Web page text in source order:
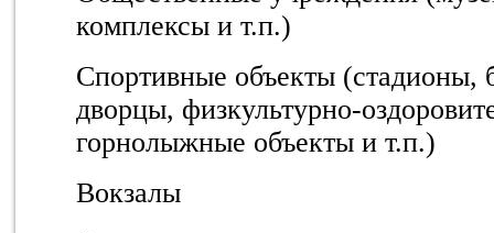
комплексы и т.п.)
Спортивные объекты (стадионы,
дворцы, физкультурно-
горнолыжные объекты и т.п.)
Вокзалы